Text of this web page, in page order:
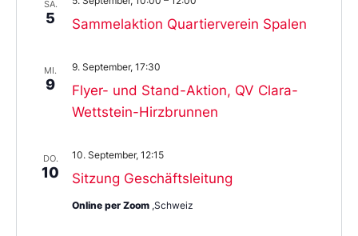
SA.
5 Sammelaktion Quartierverein Spalen
MI.
9
Flyer- und Stand-Aktion, QV Clara-
Wettstein-Hirzbrunnen
9. September, 17:30
DO.
10 Sitzung Geschäftsleitung
10. September, 12:15
Online per Zoom ,Schweiz